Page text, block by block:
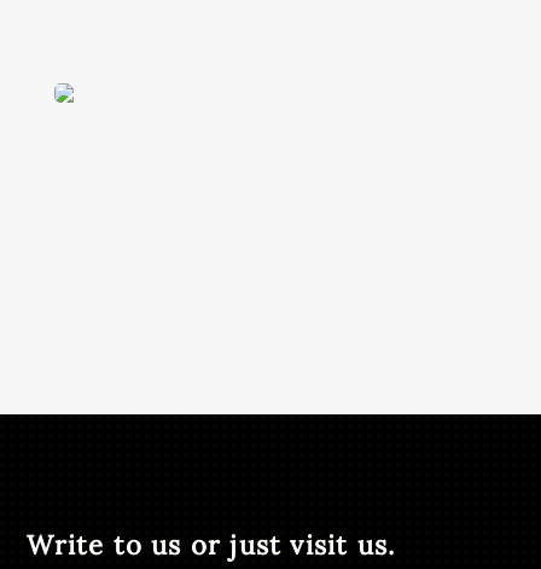
Write to us or just visit us.